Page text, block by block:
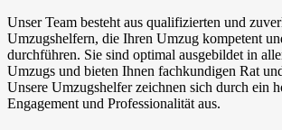
Unser Team besteht aus qualifizierten und
Umzugshelfern, die Ihren Umzug kompetent
durchführen. Sie sind optimal ausgebildet in
Umzugs und bieten Ihnen fachkundigen Rat
Unsere Umzugshelfer zeichnen sich durch ein
Engagement und Professionalität aus.